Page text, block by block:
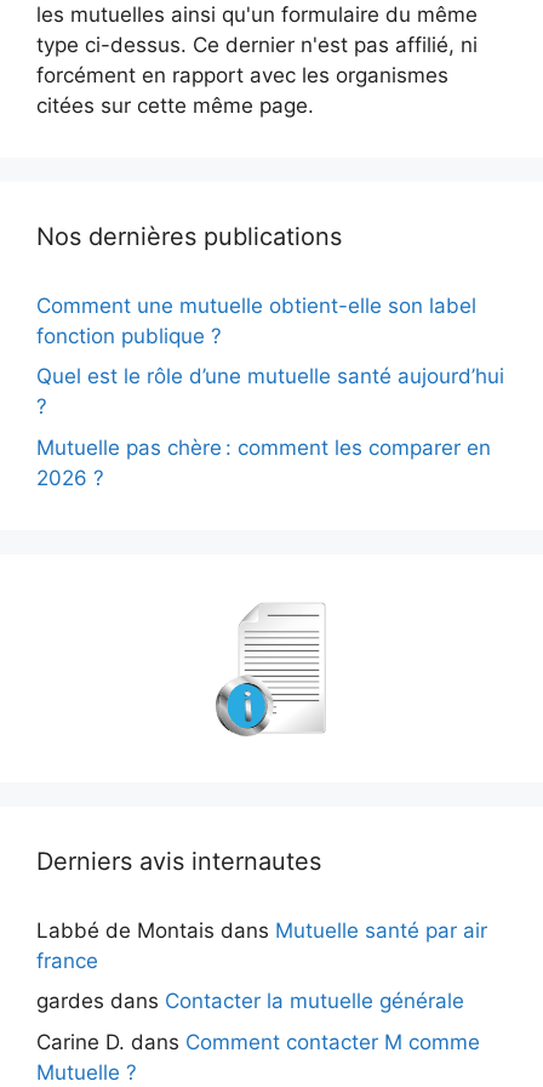
les mutuelles ainsi qu'un formulaire du même
type ci-dessus. Ce dernier n'est pas affilié, ni
forcément en rapport avec les organismes
citées sur cette même page.
Nos dernières publications
Comment une mutuelle obtient-elle son label
fonction publique ?
Quel est le rôle d’une mutuelle santé aujourd’hui
?
Mutuelle pas chère : comment les comparer en
2026 ?
Derniers avis internautes
Labbé de Montais dans Mutuelle santé par air
france
gardes dans Contacter la mutuelle générale
Carine D. dans Comment contacter M comme
Mutuelle ?